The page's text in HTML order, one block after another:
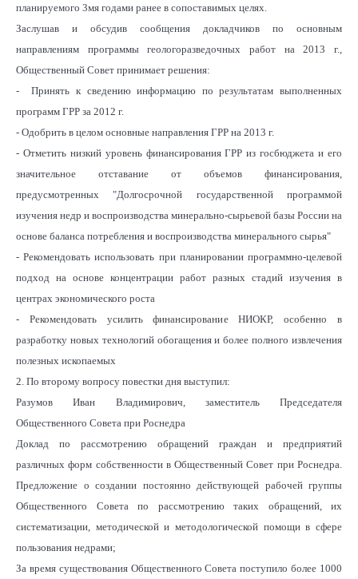
планируемого 3мя годами ранее в сопоставимых целях.
Заслушав и обсудив сообщения докладчиков по основным
направлениям программы геологоразведочных работ на 2013 г.,
Общественный Совет принимает решения:
- Принять к сведению информацию по результатам выполненных
программ ГРР за 2012 г.
- Одобрить в целом основные направления ГРР на 2013 г.
- Отметить низкий уровень финансирования ГРР из госбюджета и его
значительное отставание от объемов финансирования,
предусмотренных "Долгосрочной государственной программой
изучения недр и воспроизводства минерально-сырьевой базы России на
основе баланса потребления и воспроизводства минерального сырья"
- Рекомендовать использовать при планировании программно-целевой
подход на основе концентрации работ разных стадий изучения в
центрах экономического роста
- Рекомендовать усилить финансирование НИОКР, особенно в
разработку новых технологий обогащения и более полного извлечения
полезных ископаемых
2. По второму вопросу повестки дня выступил:
Разумов Иван Владимирович, заместитель Председателя
Общественного Совета при Роснедра
Доклад по рассмотрению обращений граждан и предприятий
различных форм собственности в Общественный Совет при Роснедра.
Предложение о создании постоянно действующей рабочей группы
Общественного Совета по рассмотрению таких обращений, их
систематизации, методической и методологической помощи в сфере
пользования недрами;
За время существования Общественного Совета поступило более 1000